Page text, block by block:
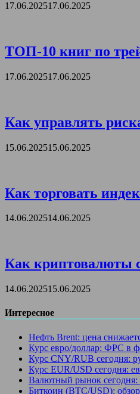
17.06.202517.06.2025
ТОП-10 книг по
17.06.202517.06.2025
Как управлять
15.06.202515.06.2025
Как торговать
14.06.202514.06.2025
Как криптовалюты
14.06.202515.06.2025
Интересное
Нефть Brent: цена
Курс евро/доллар: ФРС в
Курс CNY/RUB сегодня:
Курс EUR/USD сегодня:
Валютный рынок сегодня:
Биткоин (BTC/USD):